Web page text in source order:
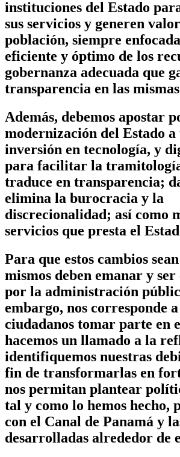
instituciones del Estado
sus servicios y generen
población, siempre
eficiente y óptimo de los
gobernanza adecuada que
transparencia en las
Además, debemos apostar
modernización del Estado a
inversión en tecnología, y
para facilitar la
traduce en transparencia;
elimina la burocracia y la
discrecionalidad; así como
servicios que presta el
Para que estos cambios
mismos deben emanar y ser
por la administración
embargo, nos corresponde
ciudadanos tomar parte en
hacemos un llamado a la
identifiquemos nuestras
fin de transformarlas en
nos permitan plantear
tal y como lo hemos hecho,
con el Canal de Panamá y
desarrolladas alrededor de